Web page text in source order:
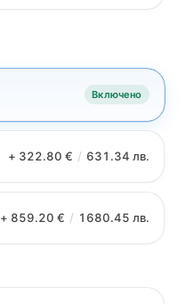
Включено
+ 322.80 € / 631.34 лв.
+ 859.20 € / 1680.45 лв.